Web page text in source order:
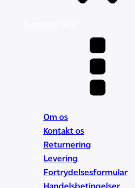
Om os
Kontakt os
Returnering
Levering
Fortrydelsesformular